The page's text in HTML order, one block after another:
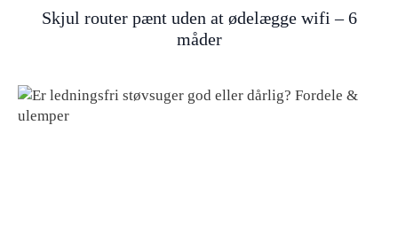
Skjul router pænt uden at ødelægge wifi – 6
måder